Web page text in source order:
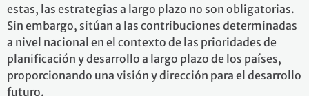
estas, las estrategias a largo plazo no son obligatorias.
Sin embargo, sitúan a las contribuciones determinadas
a nivel nacional en el contexto de las prioridades de
planificación y desarrollo a largo plazo de los países,
proporcionando una visión y dirección para el desarrollo
futuro.